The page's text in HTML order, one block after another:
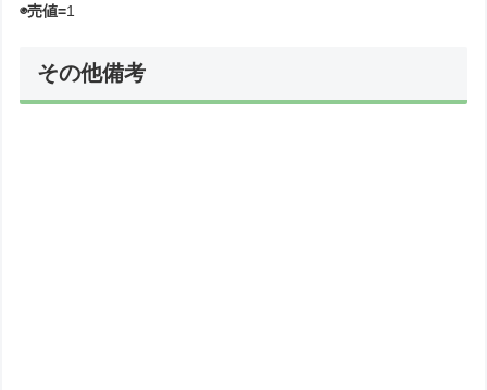
◉売値=1
その他備考